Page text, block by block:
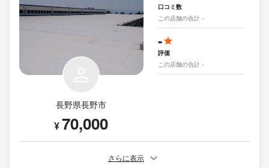
長野県長野市
¥70,000
口コミ数
この店舗の合計 -
-
評価
この店舗の合計 -
さらに表示